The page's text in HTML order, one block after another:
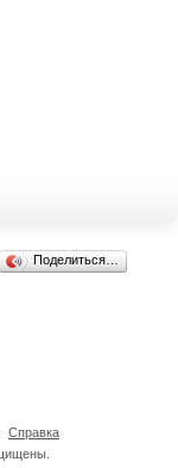
Поделиться…
Справка